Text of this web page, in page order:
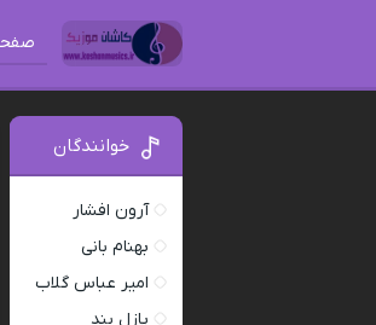
خوانندگان
آرون افشار
بهنام بانی
امیر عباس گلاب
پازل بند